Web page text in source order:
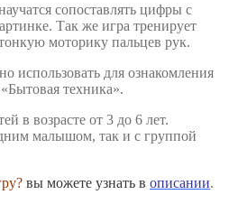
сопоставлять цифры с
Так же игра тренирует
моторику пальцев рук.
использовать для ознакомления
техника».
в возрасте от 3 до 6 лет.
малышом, так и с группой
вы можете узнать в описании.